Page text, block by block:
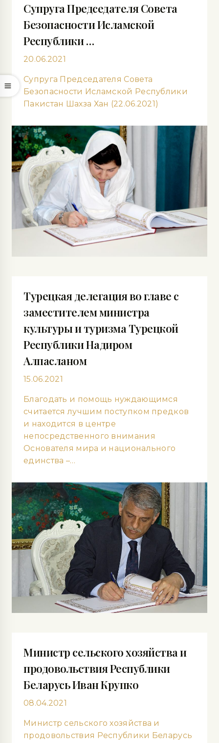
Супруга Председателя Совета
Безопасности Исламской
Республики …
20.06.2021
Супруга Председателя Совета
Безопасности Исламской Республики
Пакистан Шахза Хан (22.06.2021)
Турецкая делегация во главе с
заместителем министра
культуры и туризма Турецкой
Республики Надиром
Алпасланом
15.06.2021
Благодать и помощь нуждающимся
считается лучшим поступком предков
и находится в центре
непосредственного внимания
Основателя мира и национального
единства –…
Министр сельского хозяйства и
продовольствия Республики
Беларусь Иван Крупко
08.04.2021
Министр сельского хозяйства и
продовольствия Республики Беларусь